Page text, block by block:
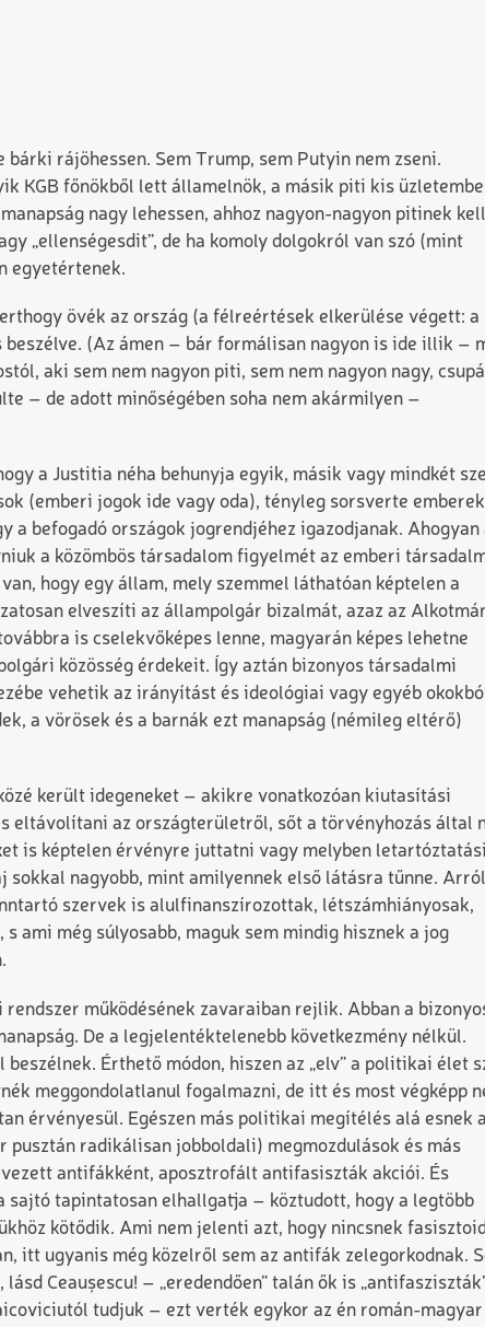
rájöhessen. Sem Trump, sem Putyin nem zseni.
KGB főnökből lett államelnök, a másik piti kis
nagy lehessen, ahhoz nagyon-nagyon pitinek kell
„ellenségesdit”, de ha komoly dolgokról van szó (mint
egyetértenek.
övék az ország (a félreértések elkerülése végett: a
(Az ámen – bár formálisan nagyon is ide illik –
aki sem nem nagyon piti, sem nem nagyon nagy,
– de adott minőségében soha nem akármilyen –
a Justitia néha behunyja egyik, másik vagy mindkét
(emberi jogok ide vagy oda), tényleg sorsverte
a befogadó országok jogrendjéhez igazodjanak. Ahogyan
a közömbös társadalom figyelmét az emberi
hogy egy állam, mely szemmel láthatóan képtelen a
elveszíti az állampolgár bizalmát, azaz az
is cselekvőképes lenne, magyarán képes lehetne
közösség érdekeit. Így aztán bizonyos társadalmi
vehetik az irányítást és ideológiai vagy egyéb
a vörösek és a barnák ezt manapság (némileg eltérő)
került idegeneket – akikre vonatkozóan kiutasítási
eltávolítani az országterületről, sőt a törvényhozás által
is képtelen érvényre juttatni vagy melyben letartóztatási
sokkal nagyobb, mint amilyennek első látásra tűnne.
szervek is alulfinanszírozottak, létszámhiányosak,
ami még súlyosabb, maguk sem mindig hisznek a jog
működésének zavaraiban rejlik. Abban a
De a legjelentéktelenebb következmény nélkül.
Érthető módon, hiszen az „elv” a politikai élet
meggondolatlanul fogalmazni, de itt és most végképp
érvényesül. Egészen más politikai megítélés alá esnek a
radikálisan jobboldali) megmozdulások és más
antifákként, aposztrofált antifasiszták akciói. És
sajtó tapintatosan elhallgatja – köztudott, hogy a legtöbb
kötődik. Ami nem jelenti azt, hogy nincsnek fasisztoid
itt ugyanis még közelről sem az antifák zelegorkodnak.
Ceaușescu! – „eredendően” talán ők is
tudjuk – ezt verték egykor az én román-magyar